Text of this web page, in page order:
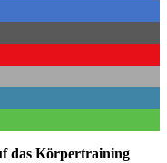
das Körpertraining